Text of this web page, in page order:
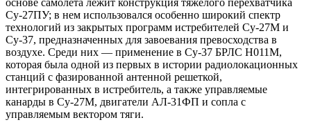
основе самолета лежит конструкция тяжелого перехватчика
Су-27ПУ; в нем использовался особенно широкий спектр
технологий из закрытых программ истребителей Су-27М и
Су-37, предназначенных для завоевания превосходства в
воздухе. Среди них — применение в Су-37 БРЛС Н011М,
которая была одной из первых в истории радиолокационных
станций с фазированной антенной решеткой,
интегрированных в истребитель, а также управляемые
канарды в Су-27М, двигатели АЛ-31ФП и сопла с
управляемым вектором тяги.